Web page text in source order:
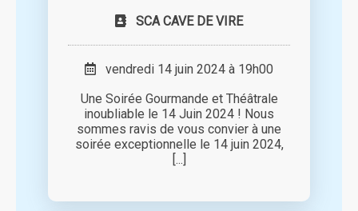
SCA CAVE DE VIRE
vendredi 14 juin 2024 à 19h00
Une Soirée Gourmande et Théâtrale
inoubliable le 14 Juin 2024 ! Nous
sommes ravis de vous convier à une
soirée exceptionnelle le 14 juin 2024,
[...]